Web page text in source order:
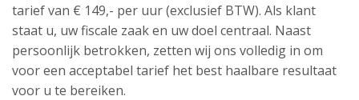
tarief van € 149,- per uur (exclusief BTW). Als klant
staat u, uw fiscale zaak en uw doel centraal. Naast
persoonlijk betrokken, zetten wij ons volledig in om
voor een acceptabel tarief het best haalbare resultaat
voor u te bereiken.